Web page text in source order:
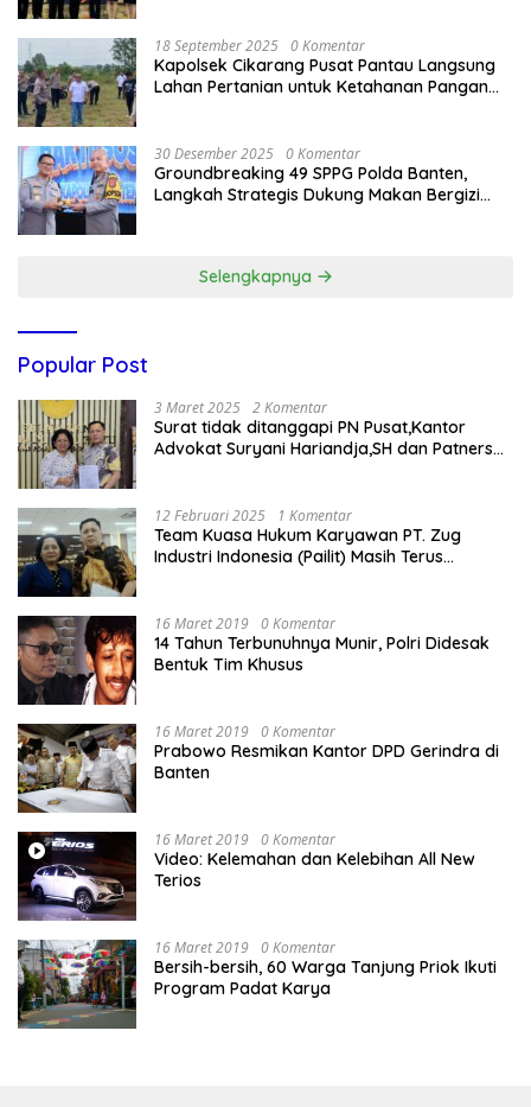
18 September 2025 0 Komentar
Kapolsek Cikarang Pusat Pantau Langsung
Lahan Pertanian untuk Ketahanan Pangan
30 Desember 2025 0 Komentar
Groundbreaking 49 SPPG Polda Banten,
Langkah Strategis Dukung Makan Bergizi
Selengkapnya
Popular Post
3 Maret 2025 2 Komentar
Surat tidak ditanggapi PN Pusat,Kantor
Advokat Suryani Hariandja,SH dan Patners
12 Februari 2025 1 Komentar
Team Kuasa Hukum Karyawan PT. Zug
Industri Indonesia (Pailit) Masih Terus
16 Maret 2019 0 Komentar
14 Tahun Terbunuhnya Munir, Polri Didesak
Bentuk Tim Khusus
16 Maret 2019 0 Komentar
Prabowo Resmikan Kantor DPD Gerindra di
Banten
16 Maret 2019 0 Komentar
Video: Kelemahan dan Kelebihan All New
Terios
16 Maret 2019 0 Komentar
Bersih-bersih, 60 Warga Tanjung Priok Ikuti
Program Padat Karya